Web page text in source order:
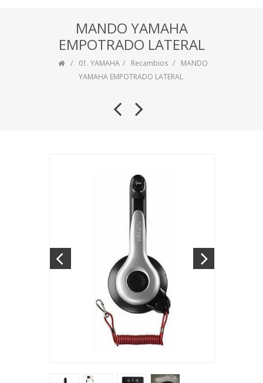
MANDO YAMAHA
EMPOTRADO LATERAL
01. YAMAHA Recambios
MANDO
YAMAHA EMPOTRADO LATERAL